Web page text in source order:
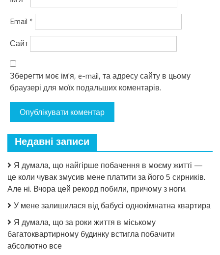
Email *
Сайт
Зберегти моє ім'я, e-mail, та адресу сайту в цьому
браузері для моїх подальших коментарів.
Недавні записи
Я думала, що найгірше побачення в моєму житті —
це коли чувак змусив мене платити за його 5 сирників.
Але ні. Вчора цей рекорд побили, причому з ноги.
У мене залишилася від бабусі однокімнатна квартира
Я думала, що за роки життя в міському
багатоквартирному будинку встигла побачити
абсолютно все